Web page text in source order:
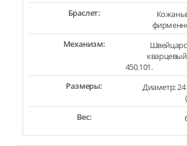
Браслет:
Механизм:
450.101.
Размеры:
Диаметр:
Вес: